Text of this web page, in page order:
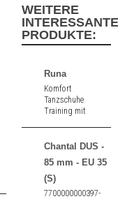
WEITERE
INTERESSANTE
PRODUKTE:
Runa
Komfort
Tanzschuhe
Training mit
3,5 cm hoher
Chantal DUS -
85 mm - EU 35
(S)
7700000000397-